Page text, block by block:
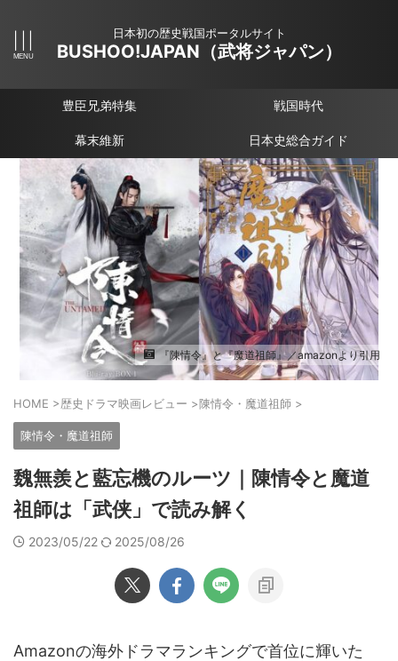
日本初の歴史戦国ポータルサイト
BUSHOO!JAPAN（武将ジャパン）
豊臣兄弟特集 戦国時代
幕末維新 日本史総合ガイド
『陳情令』と『魔道祖師』／amazonより引用
HOME >歴史ドラマ映画レビュー >陳情令・魔道祖師 >
陳情令・魔道祖師
魏無羨と藍忘機のルーツ｜陳情令と魔道
祖師は「武侠」で読み解く
2023/05/22 2025/08/26
Amazonの海外ドラマランキングで首位に輝いた